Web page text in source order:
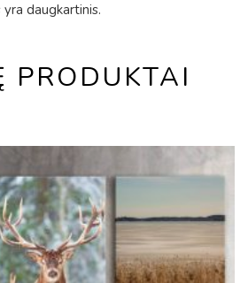
daugkartinis.
PRODUKTAI